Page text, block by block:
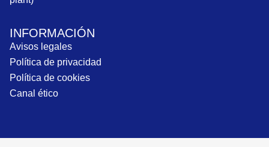
INFORMACIÓN
Avisos legales
Política de privacidad
Política de cookies
Canal ético